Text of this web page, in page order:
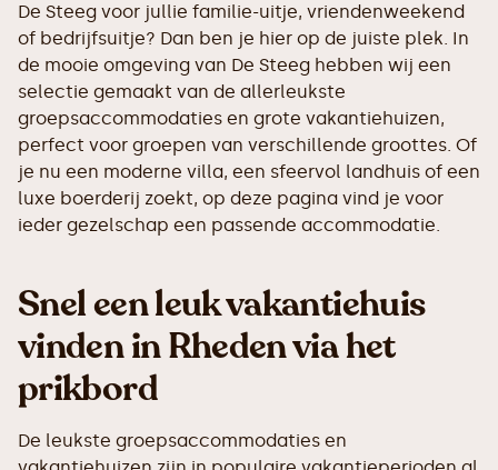
De Steeg voor jullie familie-uitje, vriendenweekend
of bedrijfsuitje? Dan ben je hier op de juiste plek. In
de mooie omgeving van De Steeg hebben wij een
selectie gemaakt van de allerleukste
groepsaccommodaties en grote vakantiehuizen,
perfect voor groepen van verschillende groottes. Of
je nu een moderne villa, een sfeervol landhuis of een
luxe boerderij zoekt, op deze pagina vind je voor
ieder gezelschap een passende accommodatie.
Snel een leuk vakantiehuis
vinden in Rheden via het
prikbord
De leukste groepsaccommodaties en